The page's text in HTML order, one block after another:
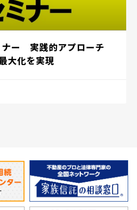
ナー 実践的アプローチ
大化を実現